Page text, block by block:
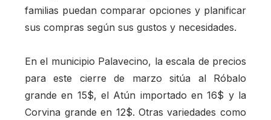
familias puedan comparar opciones y planificar
sus compras según sus gustos y necesidades.
En el municipio Palavecino, la escala de precios
para este cierre de marzo sitúa al Róbalo
grande en 15$, el Atún importado en 16$ y la
Corvina grande en 12$. Otras variedades como